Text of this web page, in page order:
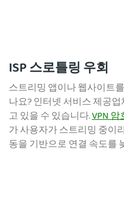
ISP 스로틀링 우회
스트리밍 앱이나 웹사이트
나요? 인터넷 서비스 제공
고 있을 수 있습니다.VPN
가 사용자가 스트리밍 중이
동을 기반으로 연결 속도를